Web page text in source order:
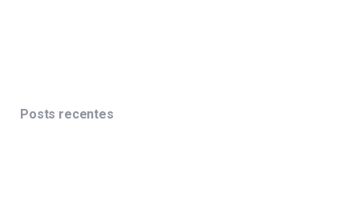
Posts recentes